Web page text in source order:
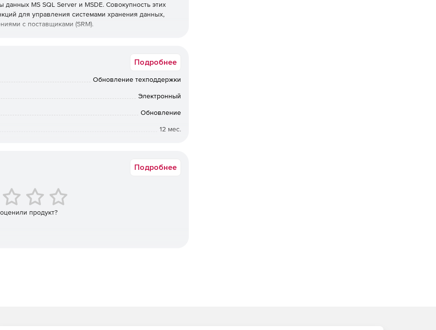
MS SQL Server и MSDE. Совокупность этих
для управления системами хранения данных,
с поставщиками (SRM).
все настройки на центральном сервере,
пользователям через web-
Storage Suite не требует установки клиентских
Исключение составляют клиенты для подсистемы
на использование дискового пространства и
на удаленных серверах, либо на
типа (например, аудио, видео, графики и т.
Подробнее
Обновление техподдержки
Электронный
Обновление
12 мес.
Подробнее
продукт?